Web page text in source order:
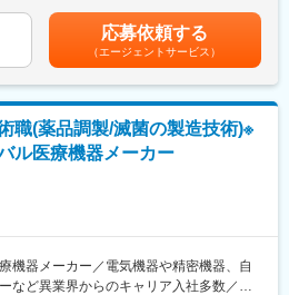
る業務
務も担っていただきます
（アドスプレーや輸液セット、プレフィ
ります。既存品の改良・増産が７割、新
ージですが、今後は新商品比率が増える見
30代の若手が多い部署となります。社内
在籍しており、それぞれ多様なバックグ
従事しています。
能性があります。月給(月額)は固定手当を
応募依頼する
（エージェントサービス）
職(薬品調製/滅菌の製造技術)※
ル医療機器メーカー
機器メーカー／電気機器や精密機器、自
など異業界からのキャリア入社多数／国